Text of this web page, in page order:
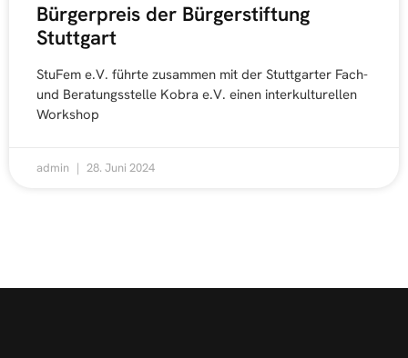
Bürgerpreis der Bürgerstiftung
Stuttgart
StuFem e.V. führte zusammen mit der Stuttgarter Fach-
und Beratungsstelle Kobra e.V. einen interkulturellen
Workshop
admin 28. Juni 2024